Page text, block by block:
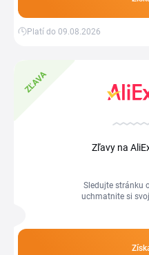
Platí do 09.08.2026
ZĽAVA
Zľavy na
Sledujte stránku
uchmatnite si